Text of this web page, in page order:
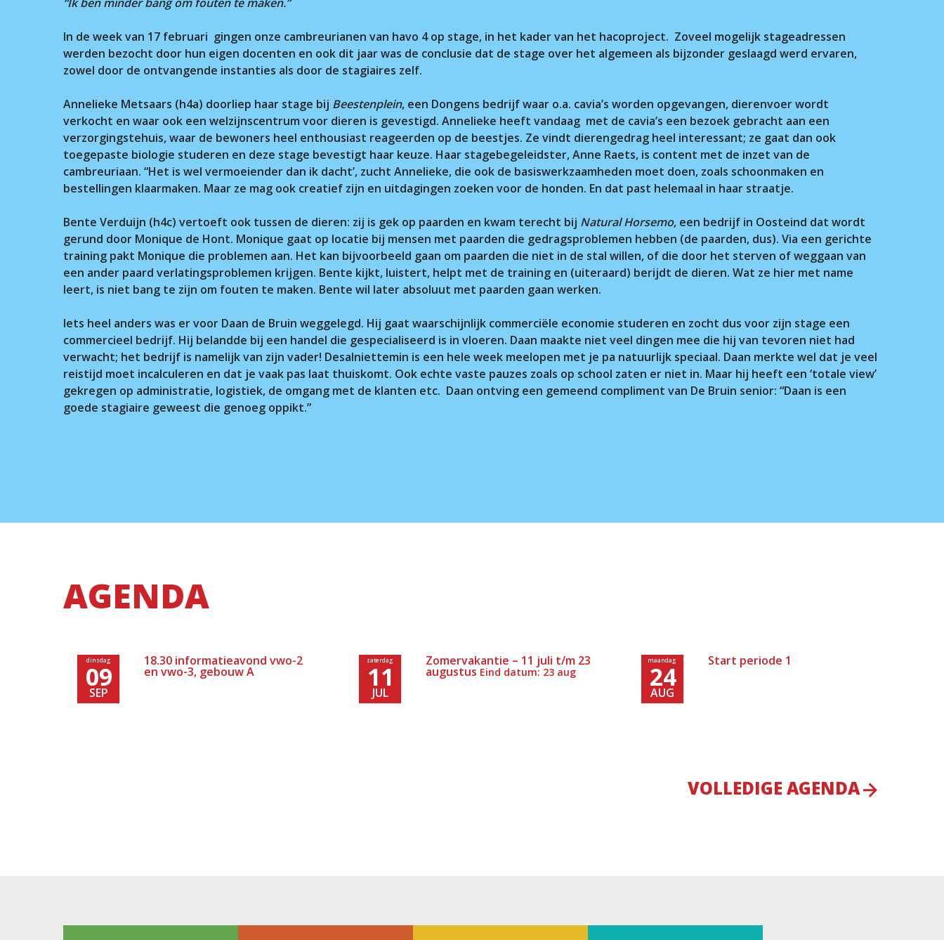
Voer je zoekopdracht in en druk op enter.
In de week van 17 februari gingen onze cambreurianen van havo 4 op stage, in het kader van het hacoproject. Zoveel mogelijk stageadressen
werden bezocht door hun eigen docenten en ook dit jaar was de conclusie dat de stage over het algemeen als bijzonder geslaagd werd ervaren,
zowel door de ontvangende instanties als door de stagiaires zelf.
Annelieke Metsaars (h4a) doorliep haar stage bij Beestenplein, een Dongens bedrijf waar o.a. cavia’s worden opgevangen, dierenvoer wordt
verkocht en waar ook een welzijnscentrum voor dieren is gevestigd. Annelieke heeft vandaag met de cavia’s een bezoek gebracht aan een
verzorgingstehuis, waar de bewoners heel enthousiast reageerden op de beestjes. Ze vindt dierengedrag heel interessant; ze gaat dan ook
toegepaste biologie studeren en deze stage bevestigt haar keuze. Haar stagebegeleidster, Anne Raets, is content met de inzet van de
cambreuriaan. “Het is wel vermoeiender dan ik dacht’, zucht Annelieke, die ook de basiswerkzaamheden moet doen, zoals schoonmaken en
bestellingen klaarmaken. Maar ze mag ook creatief zijn en uitdagingen zoeken voor de honden. En dat past helemaal in haar straatje.
Bente Verduijn (h4c) vertoeft ook tussen de dieren: zij is gek op paarden en kwam terecht bij Natural Horsemo, een bedrijf in Oosteind dat wordt
gerund door Monique de Hont. Monique gaat op locatie bij mensen met paarden die gedragsproblemen hebben (de paarden, dus). Via een gerichte
training pakt Monique die problemen aan. Het kan bijvoorbeeld gaan om paarden die niet in de stal willen, of die door het sterven of weggaan van
een ander paard verlatingsproblemen krijgen. Bente kijkt, luistert, helpt met de training en (uiteraard) berijdt de dieren. Wat ze hier met name
leert, is niet bang te zijn om fouten te maken. Bente wil later absoluut met paarden gaan werken.
Iets heel anders was er voor Daan de Bruin weggelegd. Hij gaat waarschijnlijk commerciële economie studeren en zocht dus voor zijn stage een
commercieel bedrijf. Hij belandde bij een handel die gespecialiseerd is in vloeren. Daan maakte niet veel dingen mee die hij van tevoren niet had
verwacht; het bedrijf is namelijk van zijn vader! Desalniettemin is een hele week meelopen met je pa natuurlijk speciaal. Daan merkte wel dat je veel
reistijd moet incalculeren en dat je vaak pas laat thuiskomt. Ook echte vaste pauzes zoals op school zaten er niet in. Maar hij heeft een ‘totale view’
gekregen op administratie, logistiek, de omgang met de klanten etc. Daan ontving een gemeend compliment van De Bruin senior: “Daan is een
goede stagiaire geweest die genoeg oppikt.”
AGENDA
dinsdag
09
SEP
18.30 informatieavond vwo-2
en vwo-3, gebouw A
zaterdag
11
JUL
Zomervakantie – 11 juli t/m 23
augustus Eind datum: 23 aug
maandag
24
AUG
Start periode 1
VOLLEDIGE AGENDA